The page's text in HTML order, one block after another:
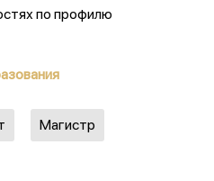
по профилю
Магистр